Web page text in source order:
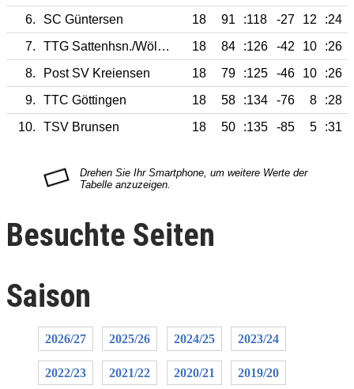
6.
SC Güntersen 18 91 :118 -27 12
:24
7.
TTG Sattenhsn./Wöllmarshsn. 18 84 :126 -42 10
:26
8.
Post SV Kreiensen 18 79 :125 -46 10
:26
9.
TTC Göttingen 18 58 :134 -76 8
:28
10.
TSV Brunsen 18 50 :135 -85 5 :31
Besuchte Seiten
Saison
2026/27 2025/26 2024/25 2023/24
2022/23 2021/22 2020/21 2019/20